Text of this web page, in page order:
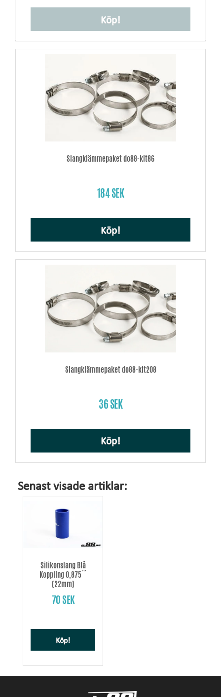
Köp!
Slangklämmepaket do88-kit86
184 SEK
Köp!
Slangklämmepaket do88-kit208
36 SEK
Köp!
Senast visade artiklar:
Silikonslang Blå
Koppling 0,875´´
(22mm)
70 SEK
Köp!